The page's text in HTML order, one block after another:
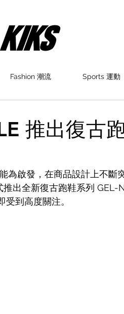
Fashion 潮流 Sports 運動
推出復古
為啟發，在商品設計上不斷
出全新復古跑鞋系列 GEL-
到高度關注。